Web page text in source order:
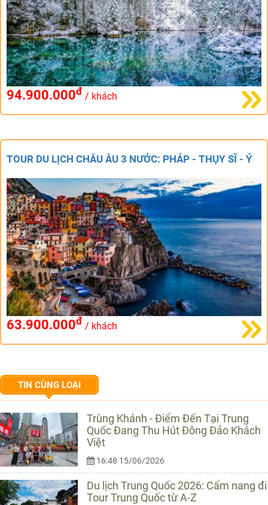
94.900.000đ / khách
TOUR DU LỊCH CHÂU ÂU 3 NƯỚC: PHÁP - THỤY SĨ - Ý
63.900.000đ / khách
TIN CÙNG LOẠI
Trùng Khánh - Điểm Đến Tại Trung
Quốc Đang Thu Hút Đông Đảo Khách
Việt
16:48 15/06/2026
Du lịch Trung Quốc 2026: Cẩm nang đi
Tour Trung Quốc từ A-Z